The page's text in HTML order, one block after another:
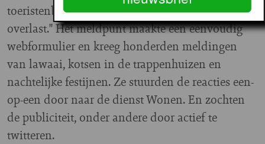
toeristenbelasting. Wij kregen veel signalen van
overlast." Het meldpunt maakte een eenvoudig
webformulier en kreeg honderden meldingen
van lawaai, kotsen in de trappenhuizen en
nachtelijke festijnen. Ze stuurden de reacties een-
op-een door naar de dienst Wonen. En zochten
de publiciteit, onder andere door actief te
twitteren.